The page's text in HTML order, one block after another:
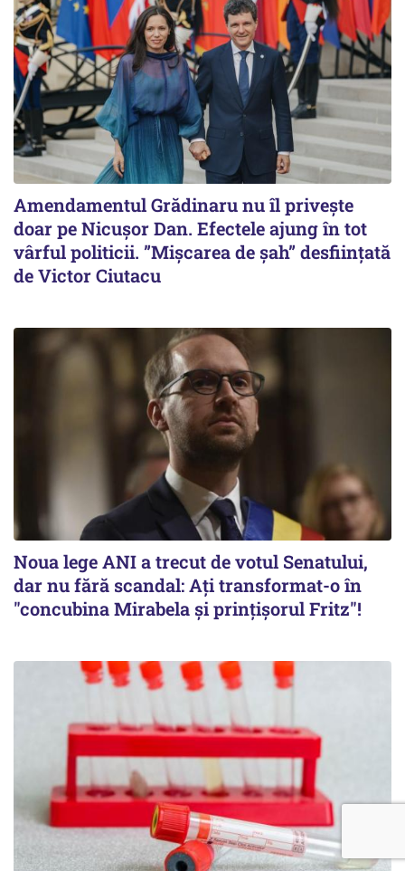
Amendamentul Grădinaru nu îl privește
doar pe Nicușor Dan. Efectele ajung în tot
vârful politicii. ”Mișcarea de șah” desființată
de Victor Ciutacu
Noua lege ANI a trecut de votul Senatului,
dar nu fără scandal: Ați transformat-o în
"concubina Mirabela şi prinţişorul Fritz"!